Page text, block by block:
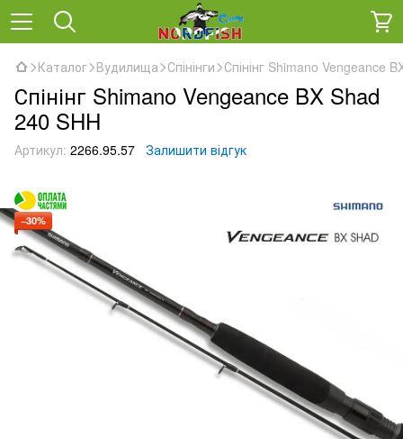
Каталог Вудилища Спінінги Спінінг Shimano Vengeance
Спінінг Shimano Vengeance BX Shad
240 SHH
Артикул: 2266.95.57 Залишити відгук
−30%